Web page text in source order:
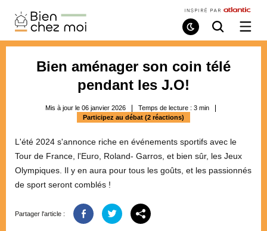
Bien
Chez
Moi
Mode
de
Recherche
/
Bien aménager son coin télé
pendant les J.O!
Mis à jour le 06 janvier 2026 Temps de lecture : 3 min
Participez au débat (2 réactions)
L'été 2024 s'annonce riche en événements sportifs avec le
Tour de France, l'Euro, Roland- Garros, et bien sûr, les Jeux
Olympiques. Il y en aura pour tous les goûts, et les passionnés
de sport seront comblés !
Partager l'article :